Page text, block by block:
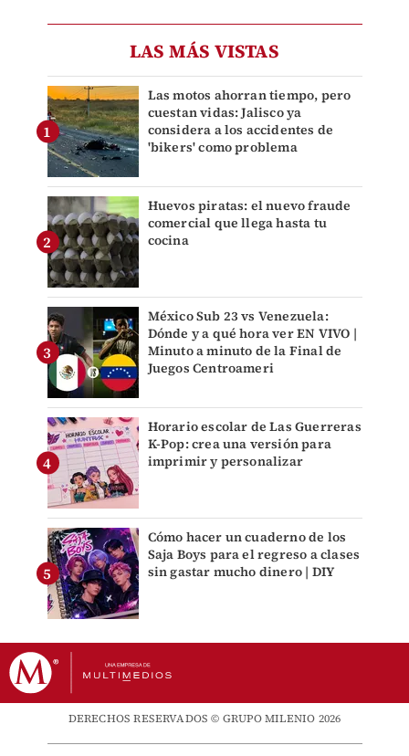
LAS MÁS VISTAS
Las motos ahorran tiempo, pero
cuestan vidas: Jalisco ya
considera a los accidentes de
'bikers' como problema
Huevos piratas: el nuevo fraude
comercial que llega hasta tu
cocina
México Sub 23 vs Venezuela:
Dónde y a qué hora ver EN VIVO |
Minuto a minuto de la Final de
Juegos Centroameri
Horario escolar de Las Guerreras
K-Pop: crea una versión para
imprimir y personalizar
Cómo hacer un cuaderno de los
Saja Boys para el regreso a clases
sin gastar mucho dinero | DIY
DERECHOS RESERVADOS © GRUPO MILENIO 2026